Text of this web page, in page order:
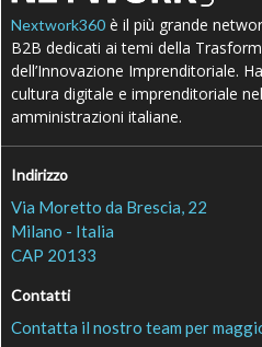
Nextwork360 è il più grande
B2B dedicati ai temi della
dell’Innovazione Imprenditoriale.
cultura digitale e imprenditoriale
amministrazioni italiane.
Indirizzo
Via Moretto da Brescia, 22
Milano - Italia
CAP 20133
Contatti
Contatta il nostro team per